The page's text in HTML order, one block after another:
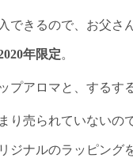
きるので、お父さ
年限定。
プアロマと、する
売られていない
ナルのラッピング